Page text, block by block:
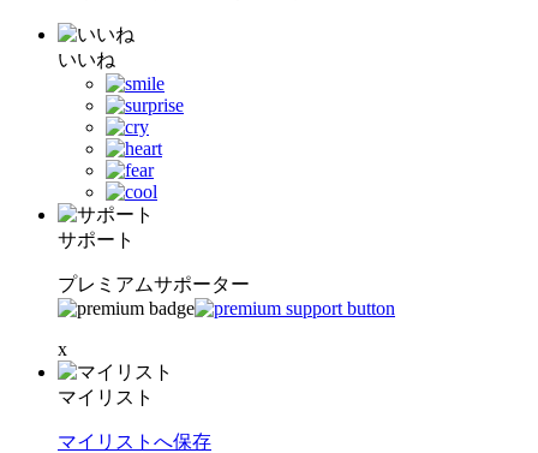
いいね
サポート
プレミアムサポーター
x
マイリスト
マイリストへ保存